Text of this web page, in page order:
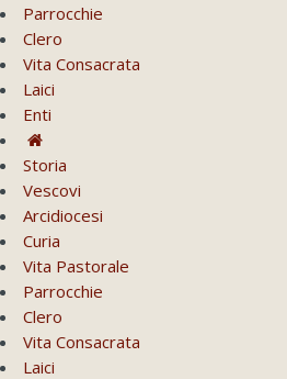
Parrocchie
Clero
Vita Consacrata
Laici
Enti
Storia
Vescovi
Arcidiocesi
Curia
Vita Pastorale
Parrocchie
Clero
Vita Consacrata
Laici